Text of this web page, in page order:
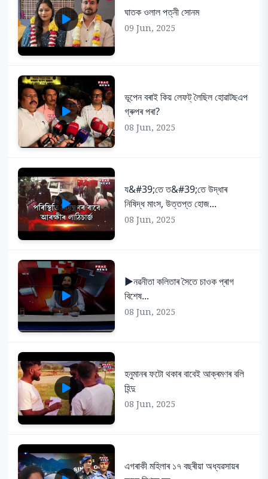
ঘাতক ওলাল পত্নী সোনম
09 Jun, 2025
ভূপেন বৰাই কিয় লেফট্ লৈছিল হোৱাটছএপ
গ্ৰুপৰ পৰা?
08 Jun, 2025
য&#39;তে ত&#39;তে উদ্ধাৰ
নিষিদ্ধ মাংস, উত্তপ্ত হোজ...
08 Jun, 2025
▶️নৱনীতা কলিতাৰ সৈতে চাওক প্ৰাগ
বিশেষ...
08 Jun, 2025
হনুমানৰ ফটো থকাৰ বাবেই আক্ৰমণৰ বলি
হিন্দু
08 Jun, 2025
এগৰাকী মহিলাৰ ১৭ বছৰীয়া অধ্যৱসায়ৰ